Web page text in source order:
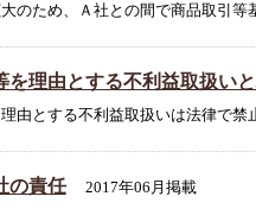
のため、Ａ社との間で商品取引
を理由とする不利益取扱い
由とする不利益取扱いは法律で禁
の責任 2017年06月掲載